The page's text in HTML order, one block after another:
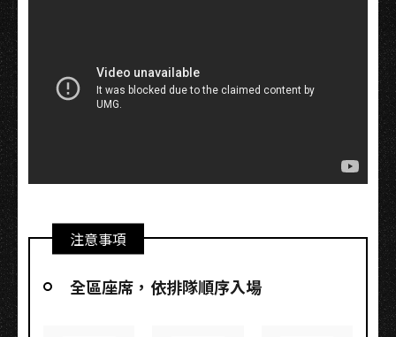
注意事項
全區座席，依排隊順序入場